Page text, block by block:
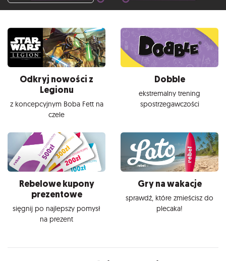
Odkryj nowości z
Legionu
z koncepcyjnym Boba Fett na
czele
Dobble
ekstremalny trening
spostrzegawczości
Rebelowe kupony
prezentowe
sięgnij po najlepszy pomysł
na prezent
Gry na wakacje
sprawdź, które zmieścisz do
plecaka!